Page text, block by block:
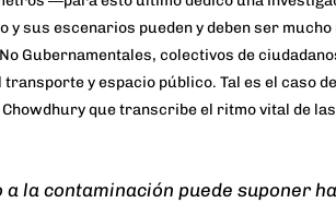
sus escenarios pueden y deben ser mucho
Gubernamentales, colectivos de
y espacio público. Tal es el caso de
que transcribe el ritmo vital de
la contaminación puede suponer
¡Quiero mi descuento!